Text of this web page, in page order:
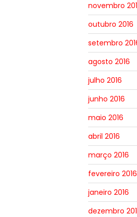
novembro
outubro 2016
setembro
agosto 2016
julho 2016
junho 2016
maio 2016
abril 2016
março 2016
fevereiro 2016
janeiro 2016
dezembro